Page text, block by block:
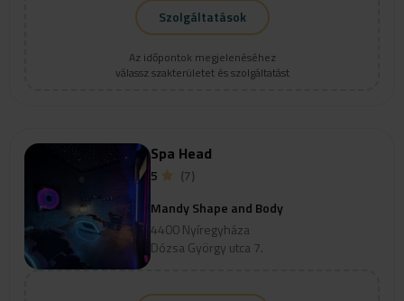
Szolgáltatások
Az időpontok megjelenéséhez
válassz szakterületet és szolgáltatást
Spa Head
5
(7)
Mandy Shape and Body
4400 Nyíregyháza
Dózsa György utca 7.